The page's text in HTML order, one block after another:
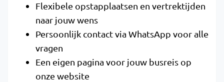
Flexibele opstapplaatsen en vertrektijden
naar jouw wens
Persoonlijk contact via WhatsApp voor alle
vragen
Een eigen pagina voor jouw busreis op
onze website